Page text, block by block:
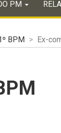
PM
BPM Ex-